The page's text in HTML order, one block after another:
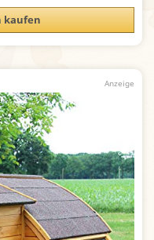
kaufen